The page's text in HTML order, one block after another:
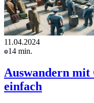
11.04.2024
14 min.
Auswandern mit
einfach